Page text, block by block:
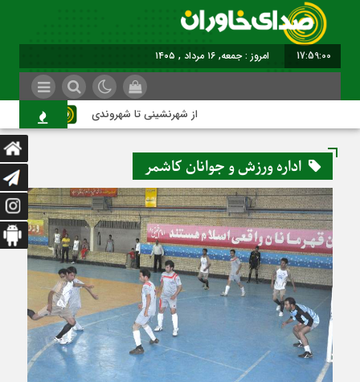
17:59:01 امروز : جمعه, ۱۶ مرداد , ۱۴۰۵
از شهرنشینی تا شهروندی
اداره ورزش و جوانان کاشمر